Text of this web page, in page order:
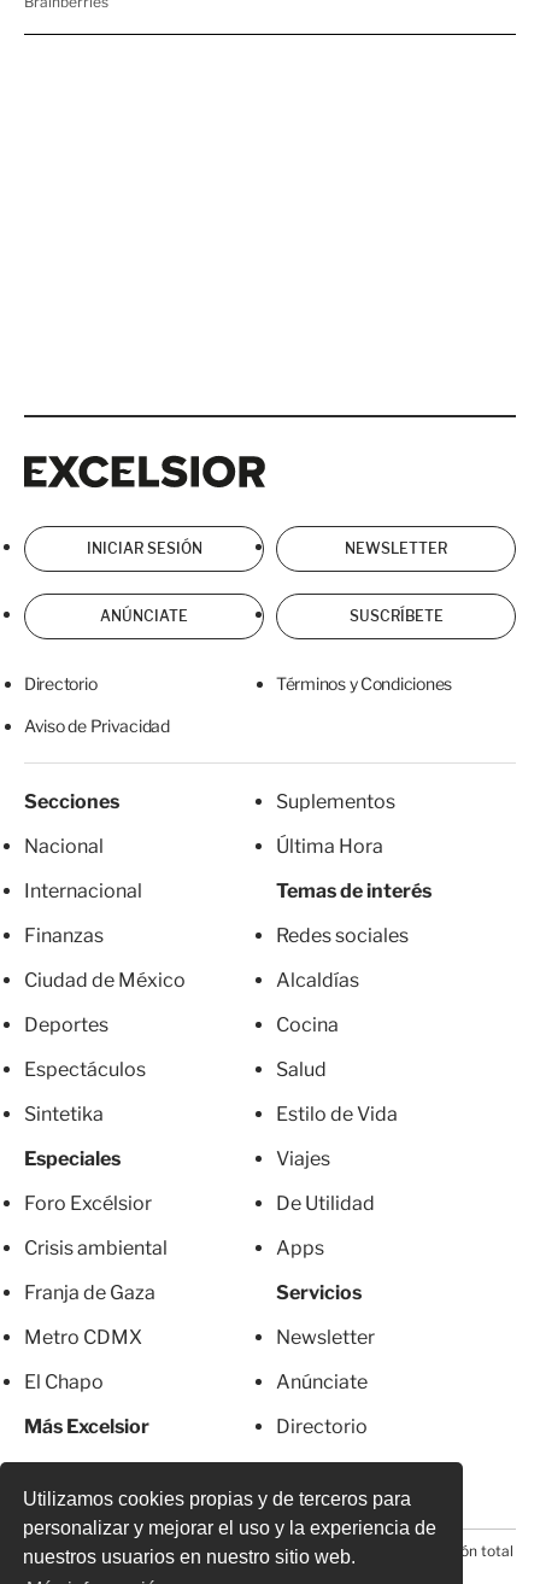
Utilizamos cookies propias y de terceros para
personalizar y mejorar el uso y la experiencia de
nuestros usuarios en nuestro sitio web.
INICIAR SESIÓN NEWSLETTER
ANÚNCIATE SUSCRÍBETE
Directorio Términos y Condiciones
Aviso de Privacidad
Secciones
Nacional
Internacional
Finanzas
Ciudad de México
Deportes
Espectáculos
Sintetika
Especiales
Foro Excélsior
Crisis ambiental
Franja de Gaza
Metro CDMX
El Chapo
Más Excelsior
Suplementos
Última Hora
Temas de interés
Redes sociales
Alcaldías
Cocina
Salud
Estilo de Vida
Viajes
De Utilidad
Apps
Servicios
Newsletter
Anúnciate
Directorio
© 2026 Todos los derechos reservados. Prohibida la reproducción total
o parcial, incluyendo cualquier medio electrónico*